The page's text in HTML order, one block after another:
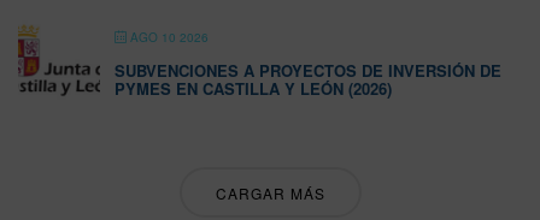
AGO 10 2026
SUBVENCIONES A PROYECTOS DE INVERSIÓN DE
PYMES EN CASTILLA Y LEÓN (2026)
CARGAR MÁS